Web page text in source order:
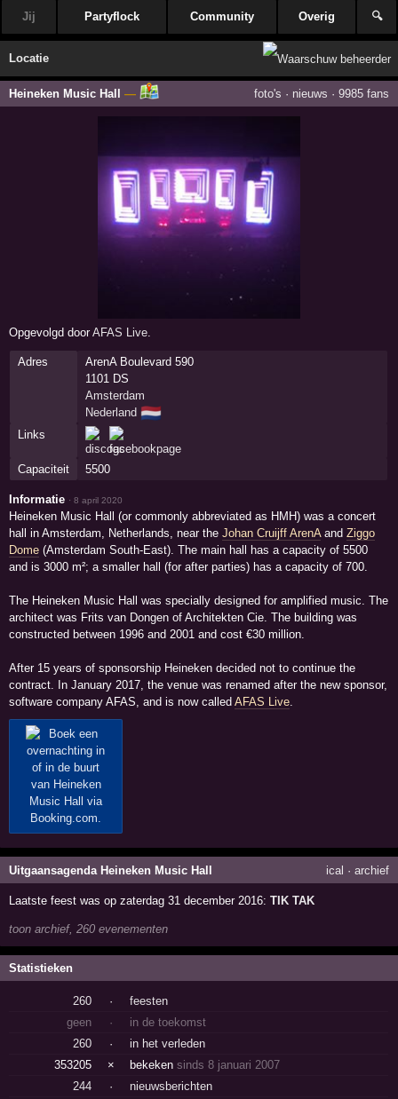
Jij Partyflock Community Overig 🔍
Locatie
Heineken Music Hall — foto's · nieuws · 9985 fans
Opgevolgd doorAFAS Live.
Adres
ArenA Boulevard 590
1101 DS
Amsterdam
Nederland 🇳🇱
Links
Capaciteit 5500
Informatie ·8 april 2020
Heineken Music Hall (or commonly abbreviated as HMH) was a concert
hall in Amsterdam, Netherlands, near theJohan Cruijff ArenA andZiggo
Dome (Amsterdam South-East). The main hall has a capacity of 5500
and is 3000 m²; a smaller hall (for after parties) has a capacity of 700.
The Heineken Music Hall was specially designed for amplified music. The
architect was Frits van Dongen of Architekten Cie. The building was
constructed between 1996 and 2001 and cost €30 million.
After 15 years of sponsorship Heineken decided not to continue the
contract. In January 2017, the venue was renamed after the new sponsor,
software company AFAS, and is now calledAFAS Live
Uitgaansagenda Heineken Music Hall ical · archief
Laatste feest was op zaterdag 31 december 2016:TIK TAK
toon archief, 260 evenementen
Statistieken
260 ·
feesten
geen
·
in de toekomst
260
·
in het verleden
353205
× bekekensinds 8 januari 2007
244
·
nieuwsberichten